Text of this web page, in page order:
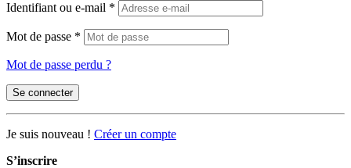
Identifiant ou e-mail *
Mot de passe *
Mot de passe perdu ?
Se connecter
Je suis nouveau ! Créer un compte
S’inscrire